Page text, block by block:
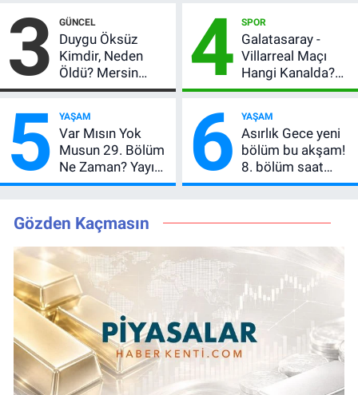
Açıkladı, 5 Yıldız
Daha Listede
Beklentisi
Değişmedi
3 GÜNCEL
Duygu Öksüz
Kimdir, Neden
Öldü? Mersin
Basınının Acı
4 SPOR
Galatasaray -
Villarreal Maçı
Hangi Kanalda?
Hazırlık Maçı Ne
Kaçta, Nereden
İzlenir?
5 YAŞAM
Var Mısın Yok
Musun 29. Bölüm
Ne Zaman? Yayın
Günü Değişti, Yeni
6 YAŞAM
Asırlık Gece yeni
bölüm bu akşam!
8. bölüm saat
kaçta, TRT 1 canlı
Gözden Kaçmasın